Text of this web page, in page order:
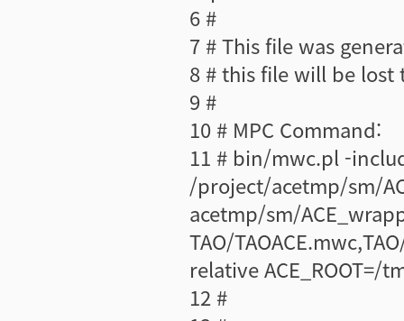
6 #
7 # This file was
8 # this file will be lost
9 #
10 # MPC Command:
11 # bin/mwc.pl -
/project/acetmp/sm/
acetmp/sm/
TAO/
relative ACE_ROOT=/
12 #